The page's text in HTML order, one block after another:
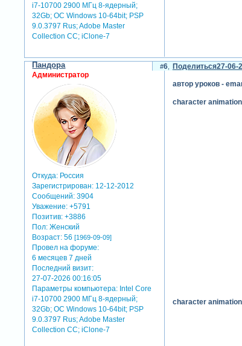
i7-10700 2900 МГц 8-ядерный;
32Gb; ОС Windows 10-64bit; PSP
9.0.3797 Rus; Adobe Master
Collection СС; iClone-7
Поделиться
6 27-06-
Пандора
Администратор
Откуда: Россия
Зарегистрирован: 12-12-2012
Сообщений: 3904
Уважение: +5791
Позитив: +3886
Пол: Женский
Возраст: 56[1969-09-09]
Провел на форуме:
6 месяцев 7 дней
Последний визит:
27-07-2026 00:16:05
Параметры компьютера: Intel Core
i7-10700 2900 МГц 8-ядерный;
32Gb; ОС Windows 10-64bit; PSP
9.0.3797 Rus; Adobe Master
Collection СС; iClone-7
автор уроков -
character
character